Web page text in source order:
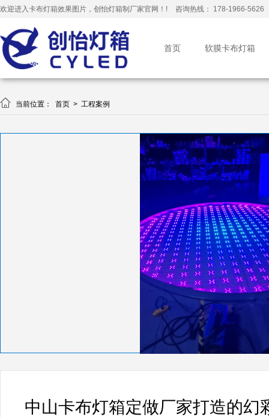
欢迎进入卡布灯箱效果图片，创怡灯箱制厂家官网！! 咨询热线： 178-1966-5626
首页 软膜卡布灯箱
 当前位置： 首页 > 工程案例
中山卡布灯箱定做厂家打造的幻